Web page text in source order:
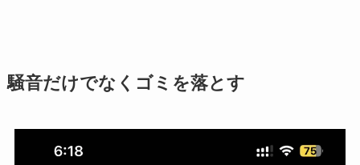
騒音だけでなくゴミを落とす